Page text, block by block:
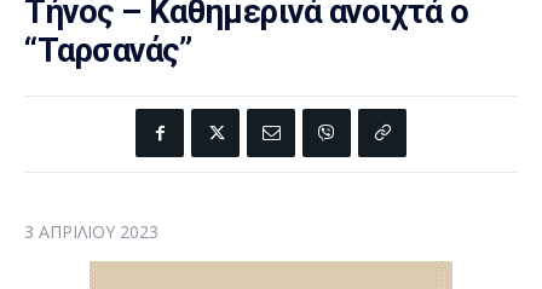
Τήνος – Καθημερινά ανοιχτά ο
“Ταρσανάς”
3 ΑΠΡΙΛΊΟΥ 2023